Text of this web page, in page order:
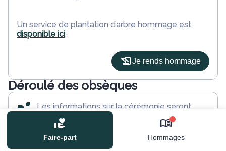
Faire-part Hommages
Un service de plantation d’arbre hommage est
disponible ici.
Je rends hommage
Déroulé des obsèques
Les informations sur la cérémonie seront
bientôt disponibles.
Activez une alerte si vous souhaitez être prévenu
dès que ces informations seront disponibles.